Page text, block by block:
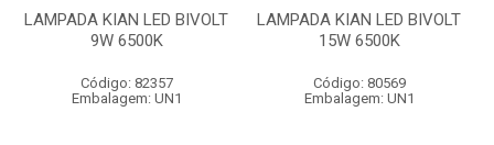
LAMPADA KIAN LED BIVOLT
9W 6500K
Código: 82357
Embalagem: UN1
LAMPADA KIAN LED BIVOLT
15W 6500K
Código: 80569
Embalagem: UN1